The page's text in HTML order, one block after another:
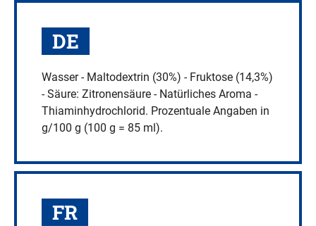
60
DE
Wasser - Maltodextrin (30%) - Fruktose (14,3%)
- Säure: Zitronensäure - Natürliches Aroma -
Thiaminhydrochlorid. Prozentuale Angaben in
g/100 g (100 g = 85 ml).
FR